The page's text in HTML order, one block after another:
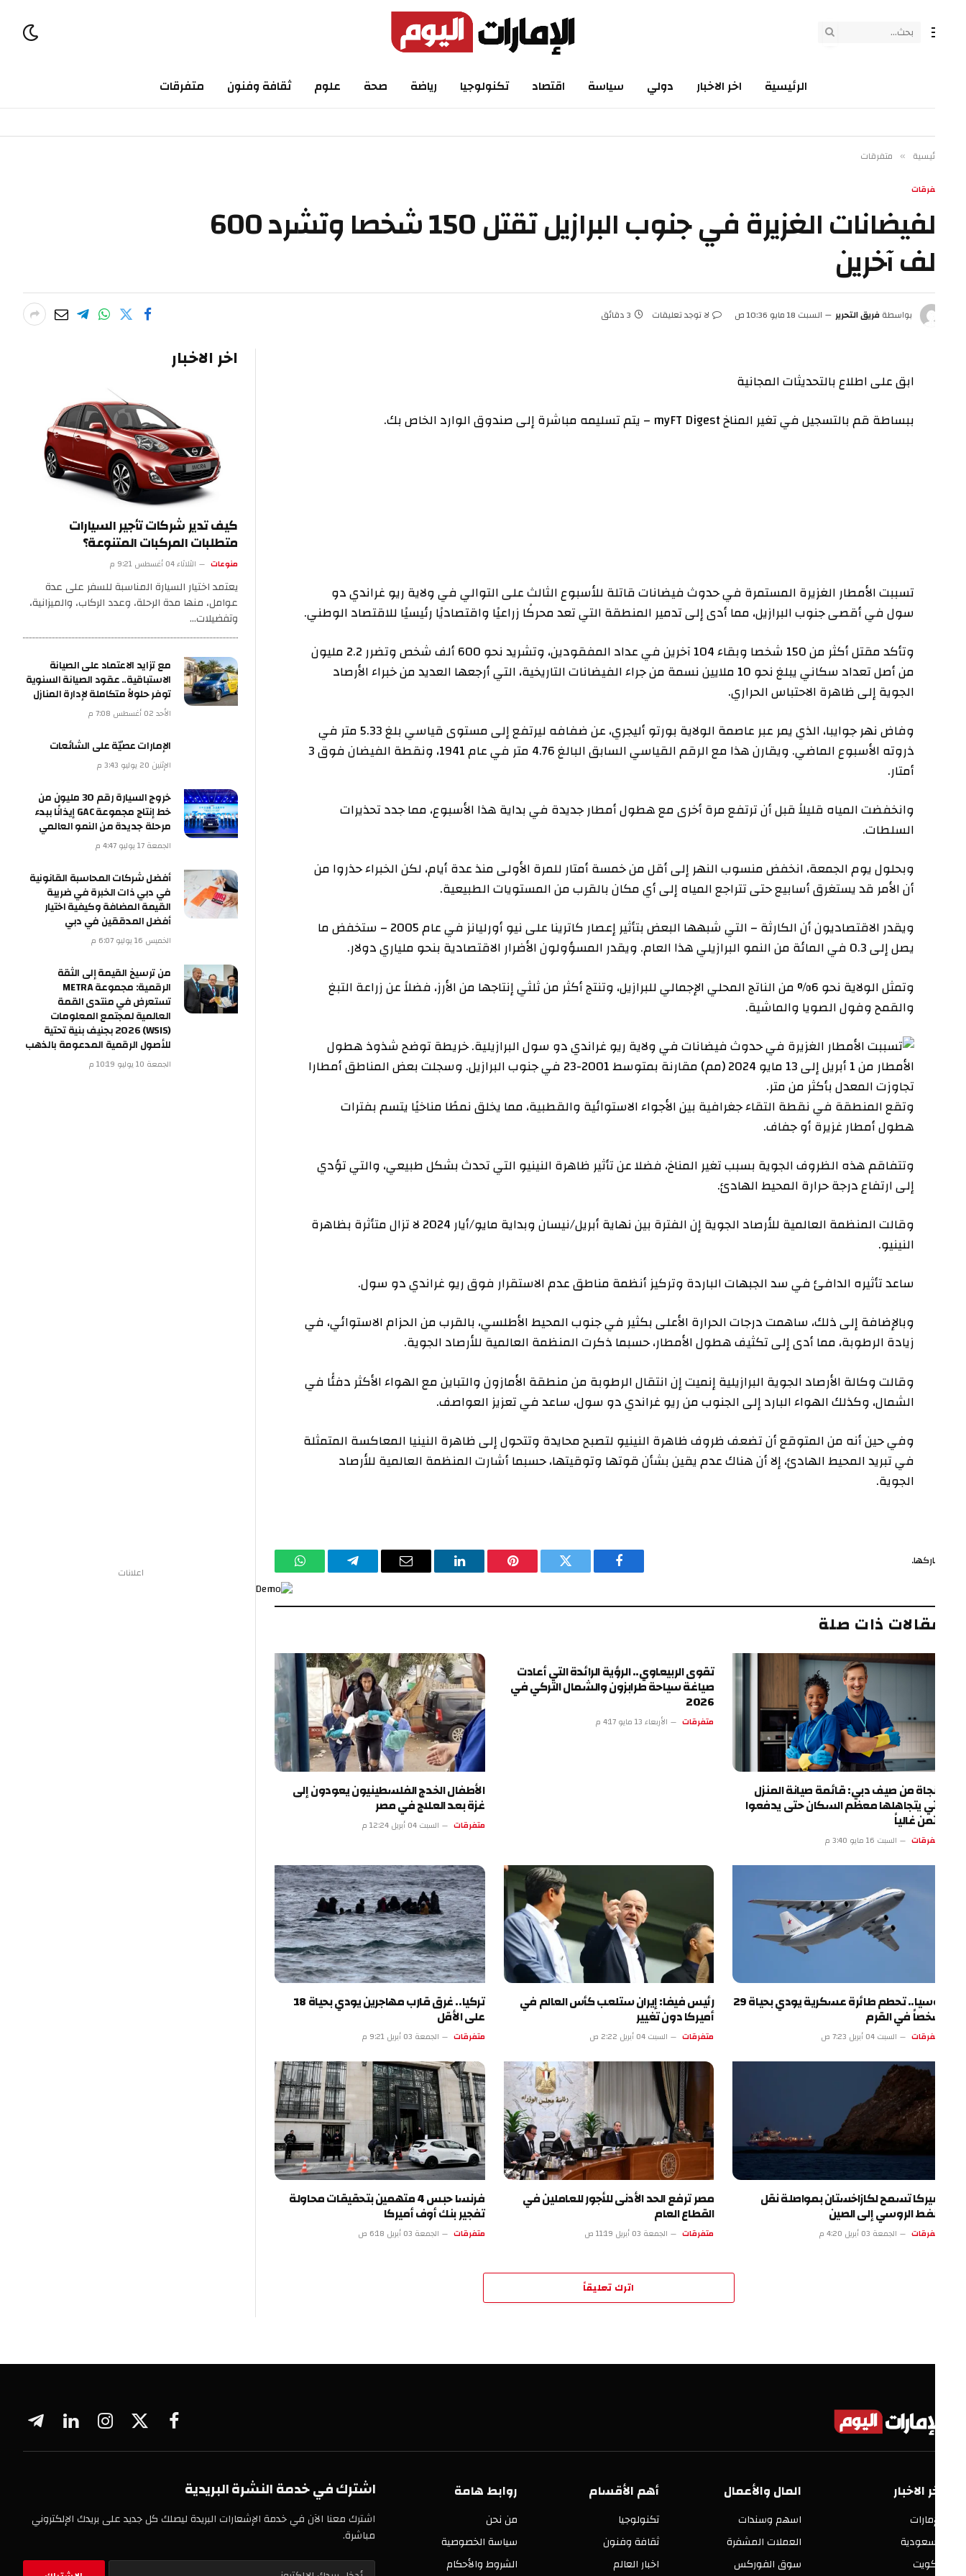
الرئيسية اخر الاخبار دولي سياسة اقتصاد تكنولوجيا رياضة صحة علوم ثقافة وفنون متفرقات
» متفرقات
الفيضانات الغزيرة في جنوب البرازيل تقتل 150 شخصا وتشرد 600
آخرين
بواسطة فريق التحرير السبت 18 مايو 10:36 ص لا توجد تعليقات 3 دقائق
ابق على اطلاع بالتحديثات المجانية
ببساطة قم بالتسجيل فيتغير المناخmyFT Digest – يتم تسليمه مباشرة إلى صندوق الوارد الخاص بك.
تسببت الأمطار الغزيرة المستمرة في حدوث فيضانات قاتلة للأسبوع الثالث على التوالي في ولاية ريو غراندي دو
سول في أقصى جنوب البرازيل، مما أدى إلى تدمير المنطقة التي تعد محركًا زراعيًا واقتصاديًا رئيسيًا للاقتصاد الوطني.
وتأكد مقتل أكثر من 150 شخصا وبقاء 104 آخرين في عداد المفقودين، وتشريد نحو 600 ألف شخص وتضرر 2.2 مليون
من أصل تعداد سكاني يبلغ نحو 10 ملايين نسمة من جراء الفيضانات التاريخية، التي أرجعها العديد من خبراء الأرصاد
الجوية إلى ظاهرة الاحتباس الحراري.
وفاض نهر جوايبا، الذي يمر عبر عاصمة الولاية بورتو أليجري، عن ضفافه ليرتفع إلى مستوى قياسي بلغ 5.33 متر في
ذروته الأسبوع الماضي. ويقارن هذا مع الرقم القياسي السابق البالغ 4.76 متر في عام 1941، ونقطة الفيضان فوق 3
وانخفضت المياه قليلاً قبل أن ترتفع مرة أخرى مع هطول أمطار جديدة في بداية هذا الأسبوع، مما جدد تحذيرات
السلطات.
وبحلول يوم الجمعة، انخفض منسوب النهر إلى أقل من خمسة أمتار للمرة الأولى منذ عدة أيام، لكن الخبراء حذروا من
أن الأمر قد يستغرق أسابيع حتى تتراجع المياه إلى أي مكان بالقرب من المستويات الطبيعية.
ويقدر الاقتصاديون أن الكارثة – التي شبهها البعض بتأثير إعصار كاترينا على نيو أورليانز في عام 2005 – ستخفض ما
يصل إلى 0.3 في المائة من النمو البرازيلي هذا العام. ويقدر المسؤولون الأضرار الاقتصادية بنحو ملياري دولار.
وتمثل الولاية نحو 6% من الناتج المحلي الإجمالي للبرازيل، وتنتج أكثر من ثلثي إنتاجها من الأرز، فضلاً عن زراعة التبغ
والقمح وفول الصويا والماشية.
وتقع المنطقة في نقطة التقاء جغرافية بين الأجواء الاستوائية والقطبية، مما يخلق نمطًا مناخيًا يتسم بفترات
هطول أمطار غزيرة أو جفاف.
وتتفاقم هذه الظروف الجوية بسبب تغير المناخ، فضلا عن تأثير ظاهرة النينيو التي تحدث بشكل طبيعي، والتي تؤدي
إلى ارتفاع درجة حرارة المحيط الهادئ.
وقالت المنظمة العالمية للأرصاد الجوية إن الفترة بين نهاية أبريل/نيسان وبداية مايو/أيار 2024 لا تزال متأثرة بظاهرة
النينيو.
ساعد تأثيره الدافئ في سد الجبهات الباردة وتركيز أنظمة مناطق عدم الاستقرار فوق ريو غراندي دو سول.
وبالإضافة إلى ذلك، ساهمت درجات الحرارة الأعلى بكثير في جنوب المحيط الأطلسي، بالقرب من الحزام الاستوائي، في
زيادة الرطوبة، مما أدى إلى تكثيف هطول الأمطار، حسبما ذكرت المنظمة العالمية للأرصاد الجوية.
وقالت وكالة الأرصاد الجوية البرازيلية إنميت إن انتقال الرطوبة من منطقة الأمازون والتباين مع الهواء الأكثر دفئًا في
الشمال، وكذلك الهواء البارد إلى الجنوب من ريو غراندي دو سول، ساعد في تعزيز العواصف.
وفي حين أنه من المتوقع أن تضعف ظروف ظاهرة النينيو لتصبح محايدة وتتحول إلى ظاهرة النينيا المعاكسة المتمثلة
في تبريد المحيط الهادئ، إلا أن هناك عدم يقين بشأن قوتها وتوقيتها، حسبما أشارت المنظمة العالمية للأرصاد
الجوية.
فيسبوكتويتر بينتيريستلينكدإن البريد
تيلقرام واتساب
ذات صلة
من صيف دبي: قائمة صيانة المنزل
يتجاهلها معظم السكان حتى يدفعوا
غالياً
السبت 16 مايو 3:40 م
تقوى الربيعاوي.. الرؤية الرائدة التي أعادت
صياغة سياحة طرابزون والشمال التركي في
الأربعاء 13 مايو 4:17 م
الأطفال الخدج الفلسطينيون يعودون إلى
غزة بعد العلاج في مصر
متفرقات السبت 04 أبريل 12:24 م
روسيا.. تحطم طائرة عسكرية يودي بحياة 29
في القرم
السبت 04 أبريل 7:23 ص
رئيس فيفا: إيران ستلعب كأس العالم في
أميركا دون تغيير
السبت 04 أبريل 2:22 ص
تركيا.. غرق قارب مهاجرين يودي بحياة 18
على الأقل
متفرقات الجمعة 03 أبريل 9:21 م
تسمح لكازاخستان بمواصلة نقل
الروسي إلى الصين
الجمعة 03 أبريل 4:20 م
مصر ترفع الحد الأدنى للأجور للعاملين في
القطاع العام
الجمعة 03 أبريل 11:19 ص
فرنسا حبس 4 متهمين بتحقيقات محاولة
تفجير بنك أوف أميركا
متفرقات الجمعة 03 أبريل 6:18 ص
اترك تعليقاً
اخر الاخبار
كيف تدير شركات تأجير السيارات
متطلبات المركبات المتنوعة؟
الثلاثاء 04 أغسطس 9:21 م
يعتمد اختيار السيارة المناسبة للسفر على عدة
عوامل، منها مدة الرحلة، وعدد الركاب، والميزانية،
وتفضيلات…
مع تزايد الاعتماد على الصيانة
الاستباقية.. عقود الصيانة السنوية
توفر حلولاً متكاملة لإدارة المنازل
الإمارات عصيّة على الشائعات
خروج السيارة رقم 30 مليون من
خط إنتاج مجموعة GAC إيذانًا ببدء
مرحلة جديدة من النمو العالمي
أفضل شركات المحاسبة القانونية
في دبي ذات الخبرة في ضريبة
القيمة المضافة وكيفية اختيار
أفضل المدققين في دبي
من ترسيخ القيمة إلى الثقة
الرقمية: مجموعة METRA
تستعرض في منتدى القمة
العالمية لمجتمع المعلومات
(WSIS) 2026 بجنيف بنية تحتية
للأصول الرقمية المدعومة بالذهب
فيسبوك
X
الانستغراملينكدإن تيلقرام
الاخبار المال والأعمال
اسهم وسندات
العملات المشفرة
سوق الفوركس
أهم الأقسام
تكنولوجيا
ثقافة وفنون
اخبار العالم
روابط هامة
من نحن
سياسة الخصوصية
الشروط والأحكام
اشترك في خدمة النشرة البريدية
اشترك معنا الآن في خدمة الإشعارات البريدة ليصلك كل جديد على بريدك الإلكتروني
مباشرة.